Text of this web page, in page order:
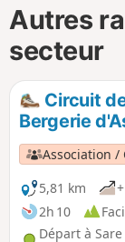
Autres
secteur
Circuit
Bergerie
Association /
5,81 km
2h 10
Départ à